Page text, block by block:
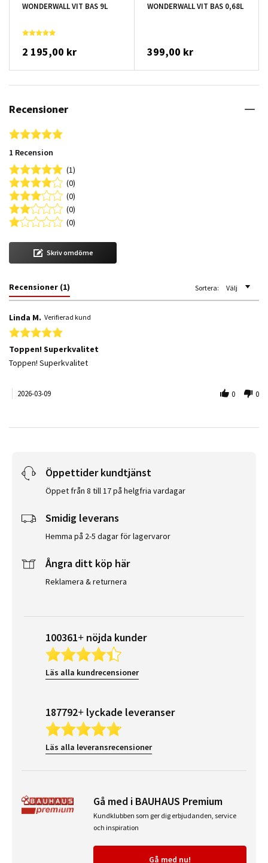
WONDERWALL VIT BAS 9L
2 195,00 kr
WONDERWALL VIT BAS 0,68L
399,00 kr
Recensioner
5.0 star rating
1 Recension
(1)
(0)
(0)
(0)
(0)
Skriv omdöme
Recensioner (1) Sortera: Välj
Linda M. Verifierad kund
5.0 star rating
Toppen! Superkvalitet
Review by Linda M. on 9 Mar 2026
review stating Toppen! Superkvalitet
Toppen! Superkvalitet
2026-03-09 0 0
Öppettider kundtjänst
Öppet från 8 till 17 på helgfria vardagar
Smidig leverans
Hemma på 2-5 dagar för lagervaror
Ångra ditt köp här
Reklamera & returnera
100361+ nöjda kunder
Läs alla kundrecensioner
187792+ lyckade leveranser
Läs alla leveransrecensioner
Gå med i BAUHAUS Premium
Kundklubben som ger dig erbjudanden, service
och inspiration
Gå med nu!